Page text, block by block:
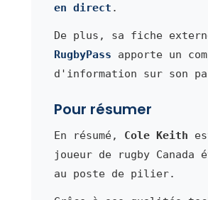
en direct .
De plus, sa fiche
RugbyPass apporte un
d'information sur son
Pour résumer
En résumé, Cole Keith
joueur de rugby Canada
au poste de pilier.